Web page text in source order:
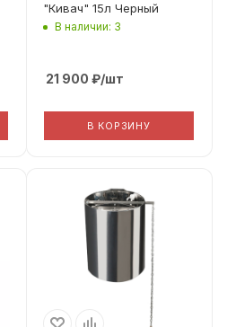
"Кивач" 15л Черный
В наличии: 3
21 900 ₽/шт
В КОРЗИНУ
Высота, мм
Материал
Нержавеющая
480